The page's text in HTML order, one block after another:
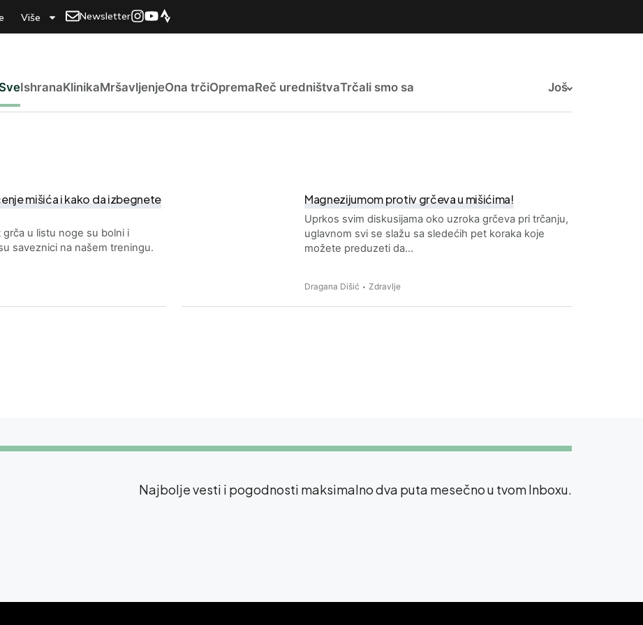
Više Newsletter
IshranaKlinikaMršavljenjeOna trčiOpremaReč uredništvaTrčali smo sa Još
mišića i kako da izbegnete
u listu noge su bolni i
saveznici na našem treningu.
Magnezijumom protiv grčeva u mišićima!
Uprkos svim diskusijama oko uzroka grčeva pri trčanju,
uglavnom svi se slažu sa sledećih pet koraka koje
možete preduzeti da…
Dragana Dišić Zdravlje
Najbolje vesti i pogodnosti maksimalno dva puta mesečno u tvom Inboxu.